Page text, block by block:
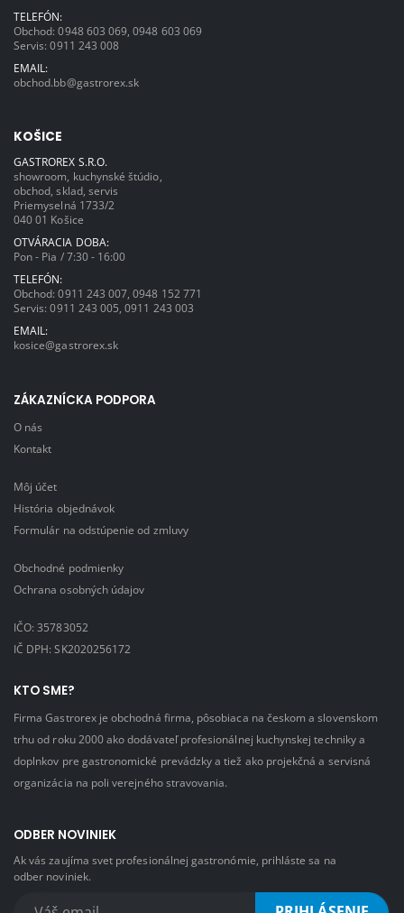
TELEFÓN:
Obchod:0948 603 069 ,0948 603 069
Servis:0911 243 008
EMAIL:
obchod.bb@gastrorex.sk
KOŠICE
GASTROREX S.R.O.
showroom, kuchynské štúdio,
obchod, sklad, servis
Priemyselná 1733/2
040 01 Košice
OTVÁRACIA DOBA:
Pon - Pia / 7:30 - 16:00
TELEFÓN:
Obchod:0911 243 007,0948 152 771
Servis:0911 243 005,0911 243 003
EMAIL:
kosice@gastrorex.sk
ZÁKAZNÍCKA PODPORA
O nás
Kontakt
Môj účet
História objednávok
Formulár na odstúpenie od zmluvy
Obchodné podmienky
Ochrana osobných údajov
IČO: 35783052
IČ DPH: SK2020256172
KTO SME?
Firma Gastrorex je obchodná firma, pôsobiaca na českom a slovenskom
trhu od roku 2000 ako dodávateľ profesionálnej kuchynskej techniky a
doplnkov pre gastronomické prevádzky a tiež ako projekčná a servisná
organizácia na poli verejného stravovania.
ODBER NOVINIEK
Ak vás zaujíma svet profesionálnej gastronómie, prihláste sa na
odber noviniek.